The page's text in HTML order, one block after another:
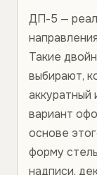
ДП-5 —
Такие
выбирают,
аккуратный
вариант
основе
форму
надписи,